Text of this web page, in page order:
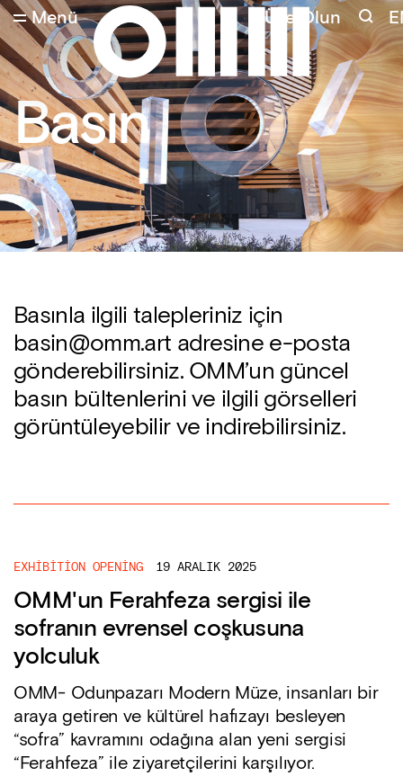
Basın
Menü Üye Olun
Basınla ilgili talepleriniz için
basin@omm.art adresine e-posta
gönderebilirsiniz. OMM’un güncel
basın bültenlerini ve ilgili görselleri
görüntüleyebilir ve indirebilirsiniz.
EXHIBITION OPENING 19 ARALIK 2025
OMM'un Ferahfeza sergisi ile
sofranın evrensel coşkusuna
yolculuk
OMM- Odunpazarı Modern Müze, insanları bir
araya getiren ve kültürel hafızayı besleyen
“sofra” kavramını odağına alan yeni sergisi
“Ferahfeza” ile ziyaretçilerini karşılıyor.